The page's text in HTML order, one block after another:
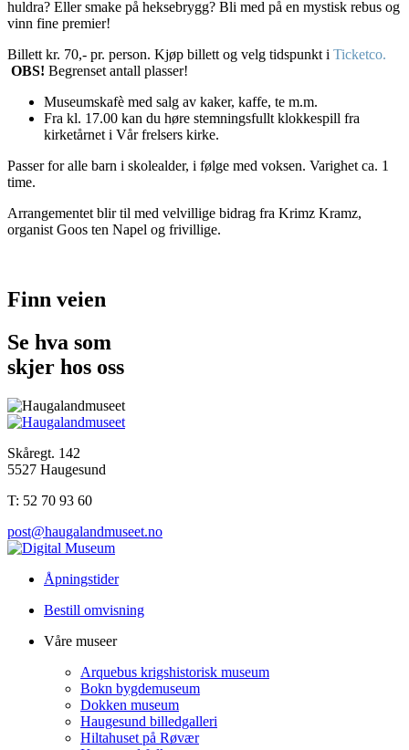
huldra? Eller smake på heksebrygg? Bli med på en mystisk rebus og
vinn fine premier!
Billett kr. 70,- pr. person. Kjøp billett og velg tidspunkt i Ticketco.
OBS! Begrenset antall plasser!
Museumskafè med salg av kaker, kaffe, te m.m.
Fra kl. 17.00 kan du høre stemningsfullt klokkespill fra
kirketårnet i Vår frelsers kirke.
Passer for alle barn i skolealder, i følge med voksen. Varighet ca. 1
time.
Arrangementet blir til med velvillige bidrag fra Krimz Kramz,
organist Goos ten Napel og frivillige.
Finn veien
Se hva som
skjer hos oss
Skåregt. 142
5527 Haugesund
T: 52 70 93 60
post@haugalandmuseet.no
Åpningstider
Bestill omvisning
Våre museer
Arquebus krigshistorisk museum
Bokn bygdemuseum
Dokken museum
Haugesund billedgalleri
Hiltahuset på Røvær